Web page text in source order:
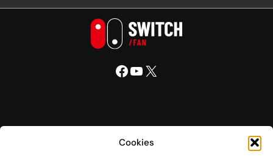
Cookies
Facebook YouTube X
Nintendo Switch Fan